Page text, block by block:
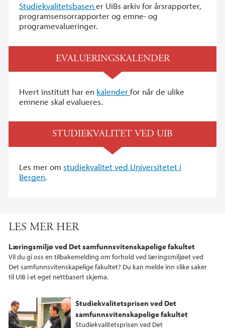
Studiekvalitetsbasener UiBs arkiv for årsrapporter,
programsensorrapporter og emne- og
programevalueringer.
EVALUERINGSKALENDER
Hvert institutt har en kalenderfor når de ulike
emnene skal evalueres.
STUDIEKVALITET VED UIB
Les mer om studiekvalitet ved Universitetet i
Bergen.
LES MER HER
Læringsmiljø ved Det samfunnsvitenskapelige fakultet
Vil du gi oss en tilbakemelding om forhold ved læringsmiljøet ved
Det samfunnsvitenskapelige fakultet? Du kan melde inn slike saker
til UiB i et eget nettbasert skjema.
Studiekvalitetsprisen ved Det
samfunnsvitenskapelige fakultet
Studiekvalitetsprisen ved Det